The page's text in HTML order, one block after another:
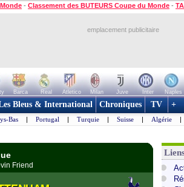
- Classement des BUTEURS Coupe du Monde -
emplacement publicitaire
Barca Real Atletico Milan Juve Inter Naples
Bleus & International Chroniques TV +
Bas | Portugal | Turquie | Suisse | Algérie |
Friend